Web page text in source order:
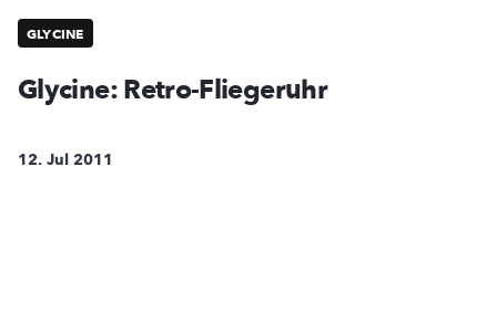
GLYCINE
Glycine: Retro-Fliegeruhr
12. Jul 2011